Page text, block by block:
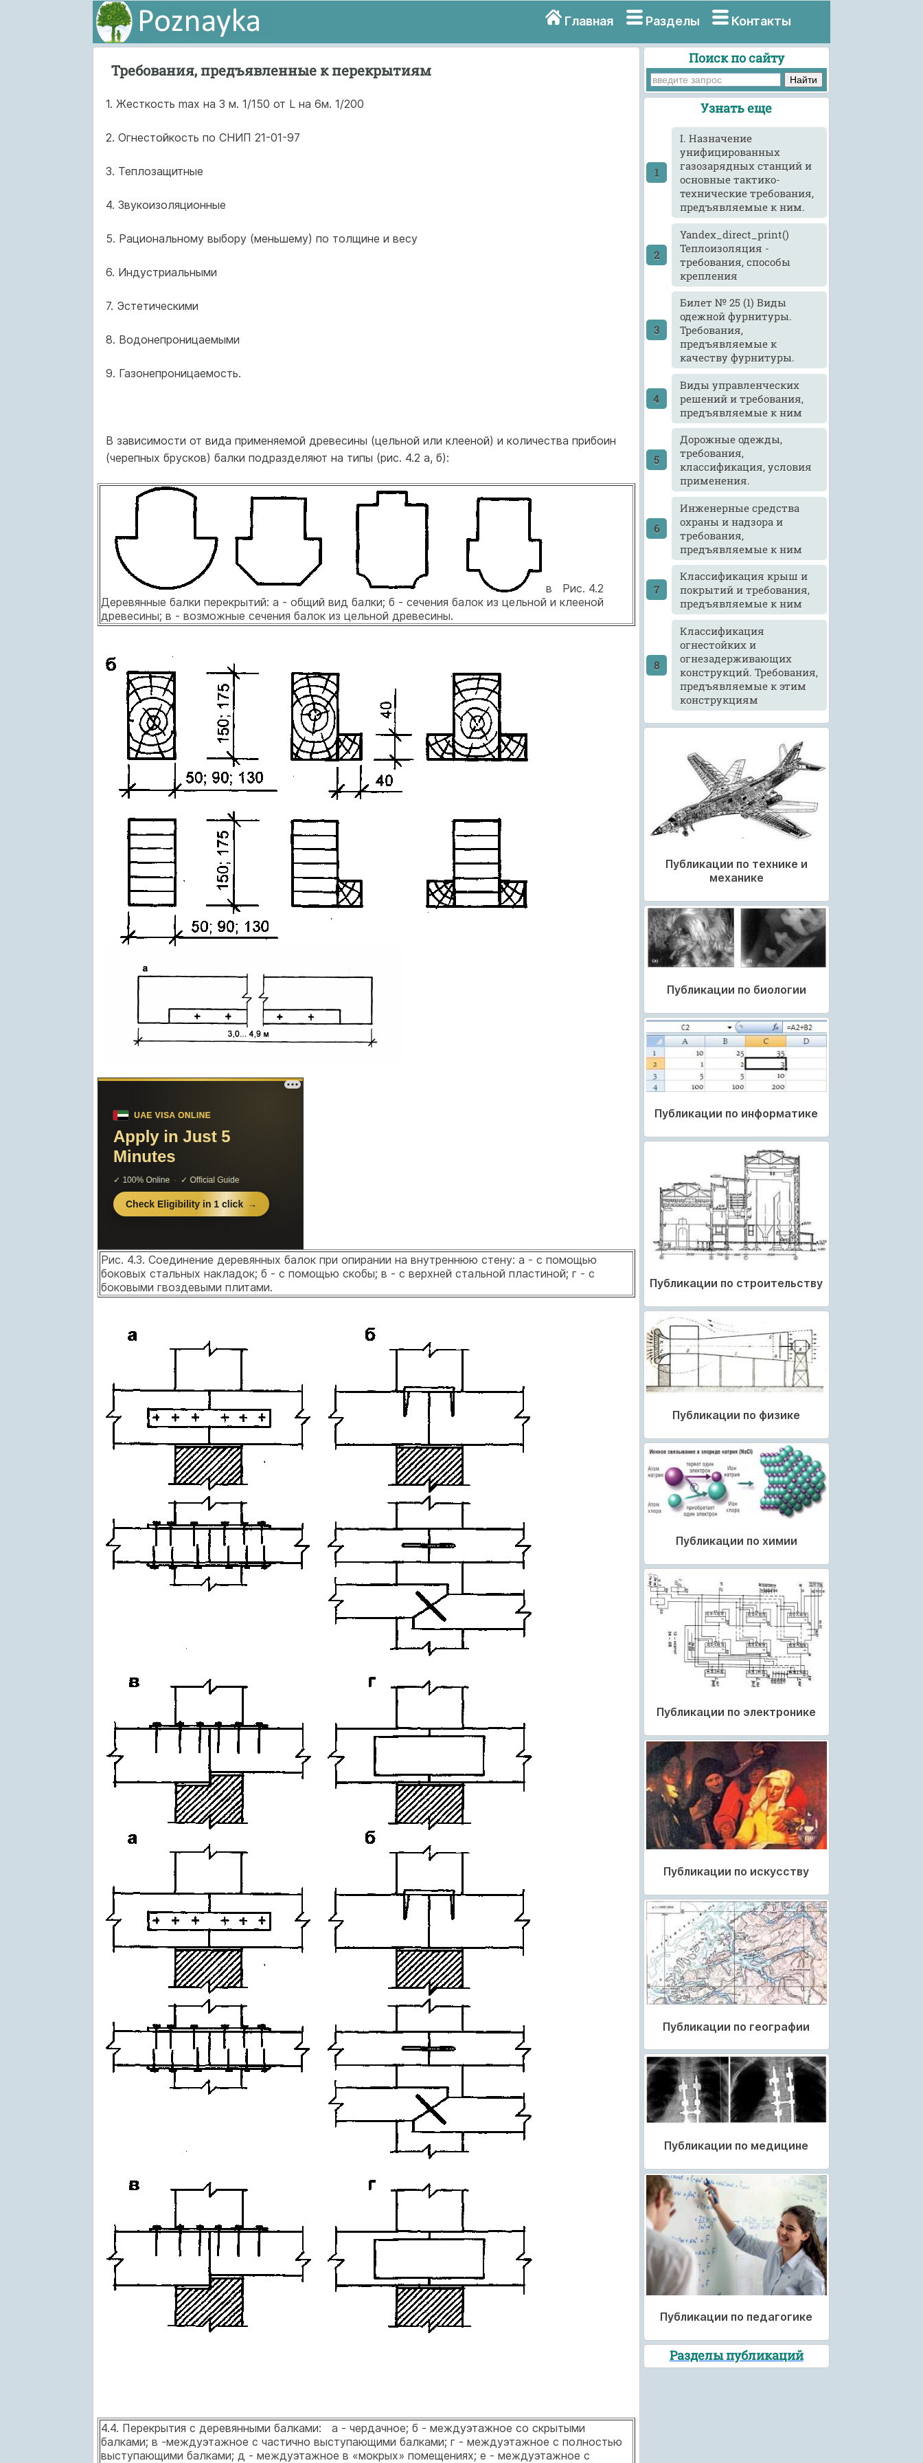
Главная Разделы Контакты
Требования, предъявленные к перекрытиям
1. Жесткость max на 3 м. 1/150 от L на 6м. 1/200
2. Огнестойкость по СНИП 21-01-97
3. Теплозащитные
4. Звукоизоляционные
5. Рациональному выбору (меньшему) по толщине и весу
6. Индустриальными
7. Эстетическими
8. Водонепроницаемыми
9. Газонепроницаемость.
В зависимости от вида применяемой древесины (цельной или клееной) и количества прибоин
(черепных брусков) балки подразделяют на типы (рис. 4.2 а, б):
в Рис. 4.2
Деревянные балки перекрытий: а - общий вид балки; б - сечения балок из цельной и клееной
древесины; в - возможные сечения балок из цельной древесины.
Рис. 4.3. Соединение деревянных балок при опирании на внутреннюю стену: а - с помощью
боковых стальных накладок; б - с помощью скобы; в - с верхней стальной пластиной; г - с
боковыми гвоздевыми плитами.
4.4. Перекрытия с деревянными балками: а - чердачное; б - междуэтажное со скрытыми
балками; в -междуэтажное с частично выступающими балками; г - междуэтажное с полностью
выступающими балками; д - междуэтажное в «мокрых» помещениях; е - междуэтажное с
Поиск по сайту
Узнать еще
I. Назначение
унифицированных
газозарядных станций и
основные тактико-
технические требования,
предъявляемые к ним.
Yandex_direct_print()
Теплоизоляция -
требования, способы
крепления
Билет № 25 (1) Виды
одежной фурнитуры.
Требования,
предъявляемые к
качеству фурнитуры.
Виды управленческих
решений и требования,
предъявляемые к ним
Дорожные одежды,
требования,
классификация, условия
применения.
Инженерные средства
охраны и надзора и
требования,
предъявляемые к ним
Классификация крыш и
покрытий и требования,
предъявляемые к ним
Классификация
огнестойких и
огнезадерживающих
конструкций. Требования,
предъявляемые к этим
конструкциям
Публикации по технике и
механике
Публикации по биологии
Публикации по информатике
Публикации по строительству
Публикации по физике
Публикации по химии
Публикации по электронике
Публикации по искусству
Публикации по географии
Публикации по медицине
Публикации по педагогике
Разделы публикаций